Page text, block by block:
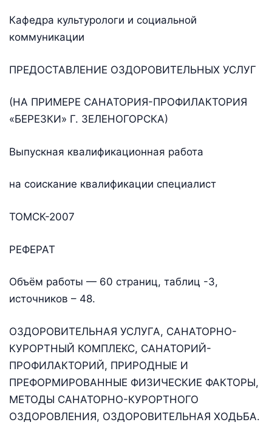
Кафедра культурологи и социальной
коммуникации
ПРЕДОСТАВЛЕНИЕ ОЗДОРОВИТЕЛЬНЫХ УСЛУГ
(НА ПРИМЕРЕ САНАТОРИЯ-ПРОФИЛАКТОРИЯ
«БЕРЕЗКИ» Г. ЗЕЛЕНОГОРСКА)
Выпускная квалификационная работа
на соискание квалификации специалист
ТОМСК-2007
РЕФЕРАТ
Объём работы — 60 страниц, таблиц -3,
источников – 48.
ОЗДОРОВИТЕЛЬНАЯ УСЛУГА, САНАТОРНО-
КУРОРТНЫЙ КОМПЛЕКС, САНАТОРИЙ-
ПРОФИЛАКТОРИЙ, ПРИРОДНЫЕ И
ПРЕФОРМИРОВАННЫЕ ФИЗИЧЕСКИЕ ФАКТОРЫ,
МЕТОДЫ САНАТОРНО-КУРОРТНОГО
ОЗДОРОВЛЕНИЯ, ОЗДОРОВИТЕЛЬНАЯ ХОДЬБА.